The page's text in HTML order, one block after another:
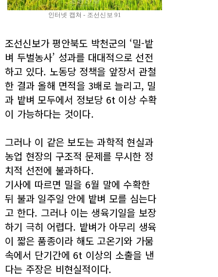
인터넷 캡쳐 - 조선신보 91
조선신보가 평안북도 박천군의 ‘밀-밭
벼 두벌농사’ 성과를 대대적으로 선전
하고 있다. 노동당 정책을 앞장서 관철
한 결과 올해 면적을 3배로 늘리고, 밀
과 밭벼 모두에서 정보당 6t 이상 수확
이 가능하다는 것이다.
그러나 이 같은 보도는 과학적 현실과
농업 현장의 구조적 문제를 무시한 정
치적 선전에 불과하다.
기사에 따르면 밀을 6월 말에 수확한
뒤 불과 일주일 안에 밭벼 모를 심는다
고 한다. 그러나 이는 생육기일을 보장
하기 극히 어렵다. 밭벼가 아무리 생육
이 짧은 품종이라 해도 고온기와 가뭄
속에서 단기간에 6t 이상의 소출을 낸
다는 주장은 비현실적이다.